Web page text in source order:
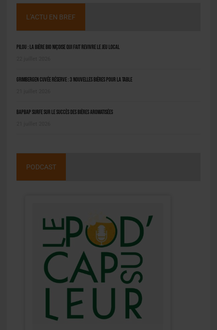
L'ACTU EN BREF
Pilou : la bière bio niçoise qui fait revivre le jeu local
Grimbergen Cuvée Réserve : 3 nouvelles bières pour la table
BAPBAP surfe sur le succès des bières aromatisées
PODCAST